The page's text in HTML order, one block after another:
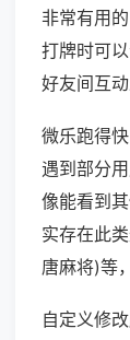
非常有用
打牌时可
好友间互动
微乐跑得
遇到部分
像能看到
实存在此
唐麻将)等
自定义修